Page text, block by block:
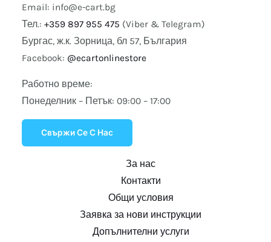
Email: info@e-cart.bg
Тел.: +359 897 955 475 (Viber & Telegram)
Бургас, ж.к. Зорница, бл 57, България
Facebook: @ecartonlinestore
Работно време:
Понеделник – Петък: 09:00 – 17:00
Свържи Се С Нас
За нас
Контакти
Общи условия
Заявка за нови инструкции
Допълнителни услуги